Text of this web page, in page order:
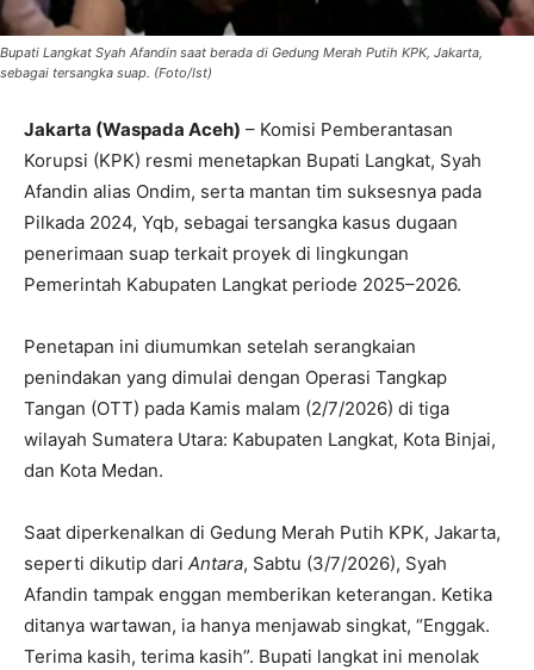
Bupati Langkat Syah Afandin saat berada di Gedung Merah Putih KPK, Jakarta,
sebagai tersangka suap. (Foto/Ist)
Jakarta (Waspada Aceh) – Komisi Pemberantasan
Korupsi (KPK) resmi menetapkan Bupati Langkat, Syah
Afandin alias Ondim, serta mantan tim suksesnya pada
Pilkada 2024, Yqb, sebagai tersangka kasus dugaan
penerimaan suap terkait proyek di lingkungan
Pemerintah Kabupaten Langkat periode 2025–2026.
Penetapan ini diumumkan setelah serangkaian
penindakan yang dimulai dengan Operasi Tangkap
Tangan (OTT) pada Kamis malam (2/7/2026) di tiga
wilayah Sumatera Utara: Kabupaten Langkat, Kota Binjai,
dan Kota Medan.
Saat diperkenalkan di Gedung Merah Putih KPK, Jakarta,
seperti dikutip dari Antara, Sabtu (3/7/2026), Syah
Afandin tampak enggan memberikan keterangan. Ketika
ditanya wartawan, ia hanya menjawab singkat, “Enggak.
Terima kasih, terima kasih”. Bupati langkat ini menolak